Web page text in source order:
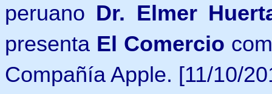
peruano Dr. Elmer
presenta El Comercio
Compañía Apple. [11/10/